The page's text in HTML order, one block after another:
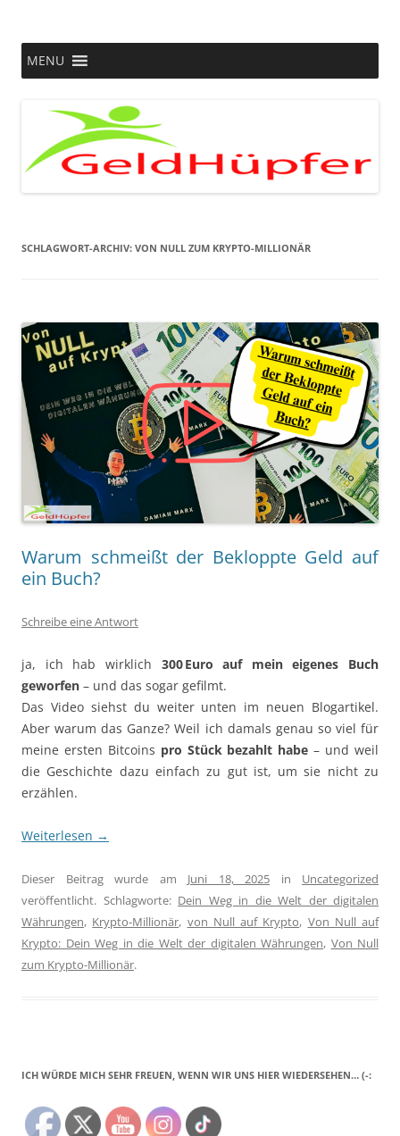
MENU
SCHLAGWORT-ARCHIV: VON NULL ZUM KRYPTO-MILLIONÄR
Warum schmeißt der Bekloppte Geld auf
ein Buch?
Schreibe eine Antwort
ja, ich hab wirklich 300 Euro auf mein eigenes Buch
geworfen – und das sogar gefilmt.
Das Video siehst du weiter unten im neuen Blogartikel.
Aber warum das Ganze? Weil ich damals genau so viel für
meine ersten Bitcoins pro Stück bezahlt habe – und weil
die Geschichte dazu einfach zu gut ist, um sie nicht zu
erzählen.
Weiterlesen →
Dieser Beitrag wurde am Juni 18, 2025 in Uncategorized
veröffentlicht. Schlagworte: Dein Weg in die Welt der digitalen
Währungen, Krypto-Millionär, von Null auf Krypto, Von Null auf
Krypto: Dein Weg in die Welt der digitalen Währungen, Von Null
zum Krypto-Millionär.
ICH WÜRDE MICH SEHR FREUEN, WENN WIR UNS HIER WIEDERSEHEN… (-: